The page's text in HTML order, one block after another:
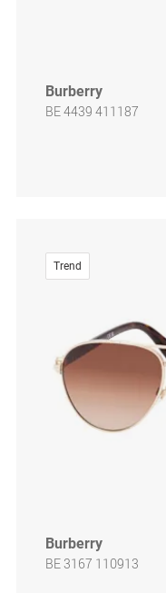
Burberry
BE 4439 411187
Trend
Burberry
BE 3167 110913